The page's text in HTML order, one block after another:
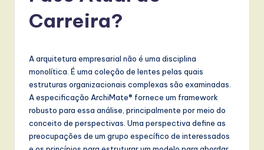
L
Carreira?
A arquitetura empresarial não é uma disciplina
monolítica. É uma coleção de lentes pelas quais
estruturas organizacionais complexas são examinadas.
A especificação ArchiMate® fornece um framework
robusto para essa análise, principalmente por meio do
conceito de perspectivas. Uma perspectiva define as
preocupações de um grupo específico de interessados